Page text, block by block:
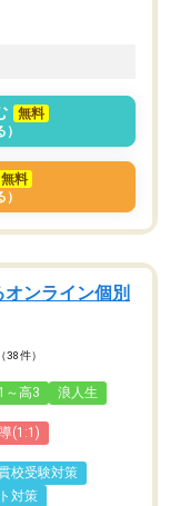
無料
無料
オンライン個別
（38件）
～高3 浪人生
(1:1)
校受験対策
対策